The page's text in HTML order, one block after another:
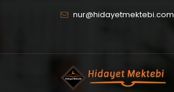
nur@hidayetmektebi.com